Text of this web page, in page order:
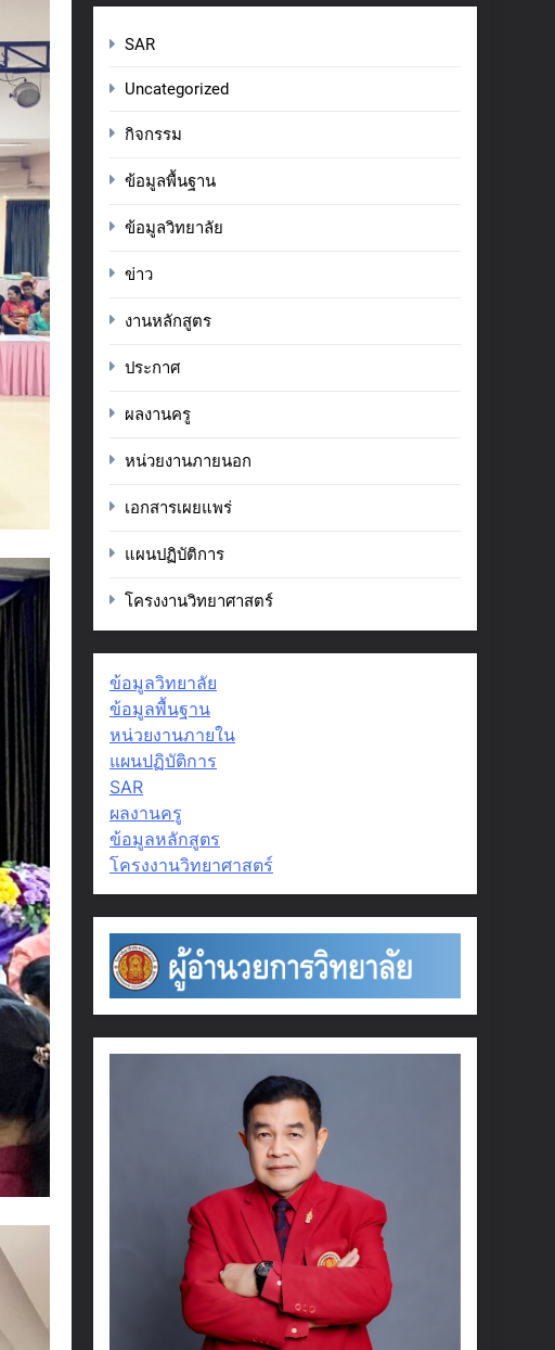
SAR
Uncategorized
กิจกรรม
ข้อมูลพื้นฐาน
ข้อมูลวิทยาลัย
ข่าว
งานหลักสูตร
ประกาศ
ผลงานครู
หน่วยงานภายนอก
เอกสารเผยแพร่
แผนปฏิบัติการ
โครงงานวิทยาศาสตร์
ข้อมูลวิทยาลัย
ข้อมูลพื้นฐาน
หน่วยงานภายใน
แผนปฏิบัติการ
SAR
ผลงานครู
ข้อมูลหลักสูตร
โครงงานวิทยาศาสตร์